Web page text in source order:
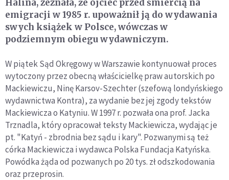
Halina, zeznała, że ojciec przed śmiercią na
emigracji w 1985 r. upoważnił ją do wydawania
swych książek w Polsce, wówczas w
podziemnym obiegu wydawniczym.
W piątek Sąd Okręgowy w Warszawie kontynuował proces
wytoczony przez obecną właścicielkę praw autorskich po
Mackiewiczu, Ninę Karsov-Szechter (szefową londyńskiego
wydawnictwa Kontra), za wydanie bez jej zgody tekstów
Mackiewicza o Katyniu. W 1997 r. pozwała ona prof. Jacka
Trznadla, który opracował teksty Mackiewicza, wydając je
pt. "Katyń - zbrodnia bez sądu i kary". Pozwanymi są też
córka Mackiewicza i wydawca Polska Fundacja Katyńska.
Powódka żąda od pozwanych po 20 tys. zł odszkodowania
oraz przeprosin.